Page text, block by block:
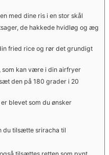
med dine ris i en stor skål
de hakkede hvidløg og æg
fried rice og rør det grundigt
som kan være i din airfryer
den på 180 grader i 20
blevet som du ønsker
du tilsætte sriracha til